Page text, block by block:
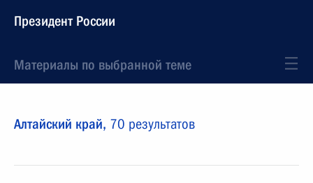
Президент России
Материалы по выбранной теме
Алтайский край, 70 результатов